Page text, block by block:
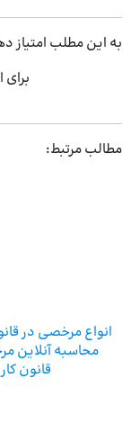
به این مطلب امتیاز
مطالب مرتبط:
محاسبه آنلاین
قانون کار